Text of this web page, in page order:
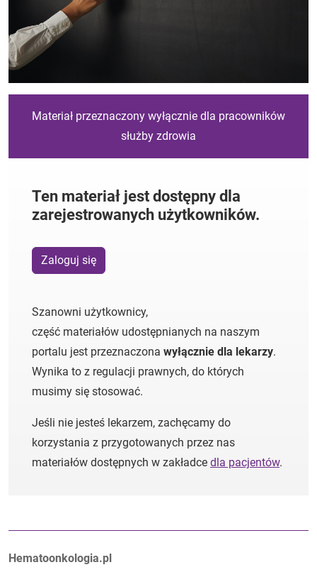
Materiał przeznaczony wyłącznie dla pracowników
służby zdrowia
Ten materiał jest dostępny dla
zarejestrowanych użytkowników.
Zaloguj się
Szanowni użytkownicy,
część materiałów udostępnianych na naszym
portalu jest przeznaczona wyłącznie dla lekarzy.
Wynika to z regulacji prawnych, do których
musimy się stosować.
Jeśli nie jesteś lekarzem, zachęcamy do
korzystania z przygotowanych przez nas
materiałów dostępnych w zakładce dla pacjentów.
Autorzy:
Hematoonkologia.pl